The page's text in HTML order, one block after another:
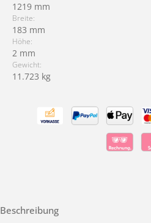
1219 mm
Breite:
183 mm
Höhe:
2 mm
Gewicht:
11.723 kg
Beschreibung